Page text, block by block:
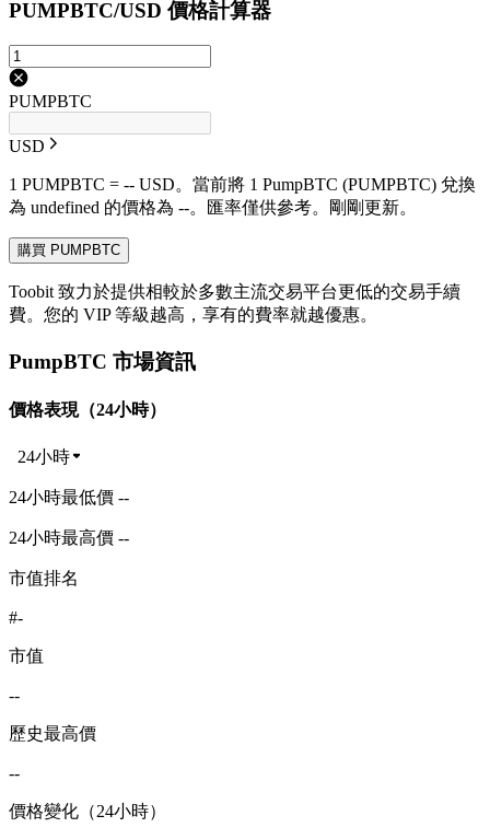
PUMPBTC/USD 價格計算器
PUMPBTC
USD
1 PUMPBTC = -- USD。當前將 1 PumpBTC (PUMPBTC) 兌換
為 undefined 的價格為 --。匯率僅供參考。剛剛更新。
購買 PUMPBTC
Toobit 致力於提供相較於多數主流交易平台更低的交易手續
費。您的 VIP 等級越高，享有的費率就越優惠。
PumpBTC 市場資訊
價格表現（24小時）
24小時
24小時最低價 --
24小時最高價 --
市值排名
#-
市值
--
歷史最高價
--
價格變化（24小時）